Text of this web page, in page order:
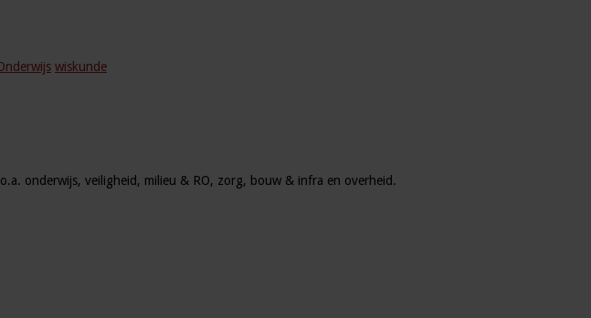
wiskunde
onderwijs, veiligheid, milieu & RO, zorg, bouw & infra en overheid.